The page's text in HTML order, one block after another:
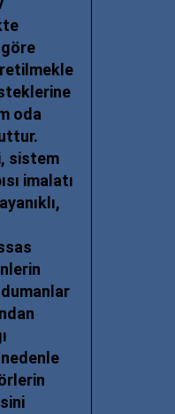
göre
oda
sistem
imalatı